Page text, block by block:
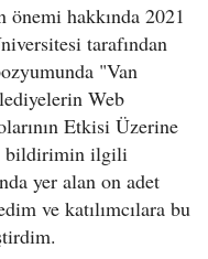
hakkında 2021
tarafından
"Van
Web
Etkisi Üzerine
bildirimin ilgili
yer alan on adet
ve katılımcılara bu